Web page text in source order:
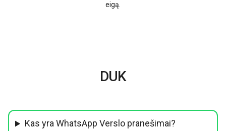
eigą.
DUK
Kas yra WhatsApp Verslo pranešimai?